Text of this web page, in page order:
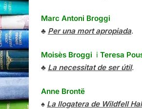
Marc Antoni Broggi
♣ Per una mort apropiada.
Moisès Broggi i Teresa
♣ La necessitat de ser útil.
Anne Brontë
♠ La llogatera de Wildfell